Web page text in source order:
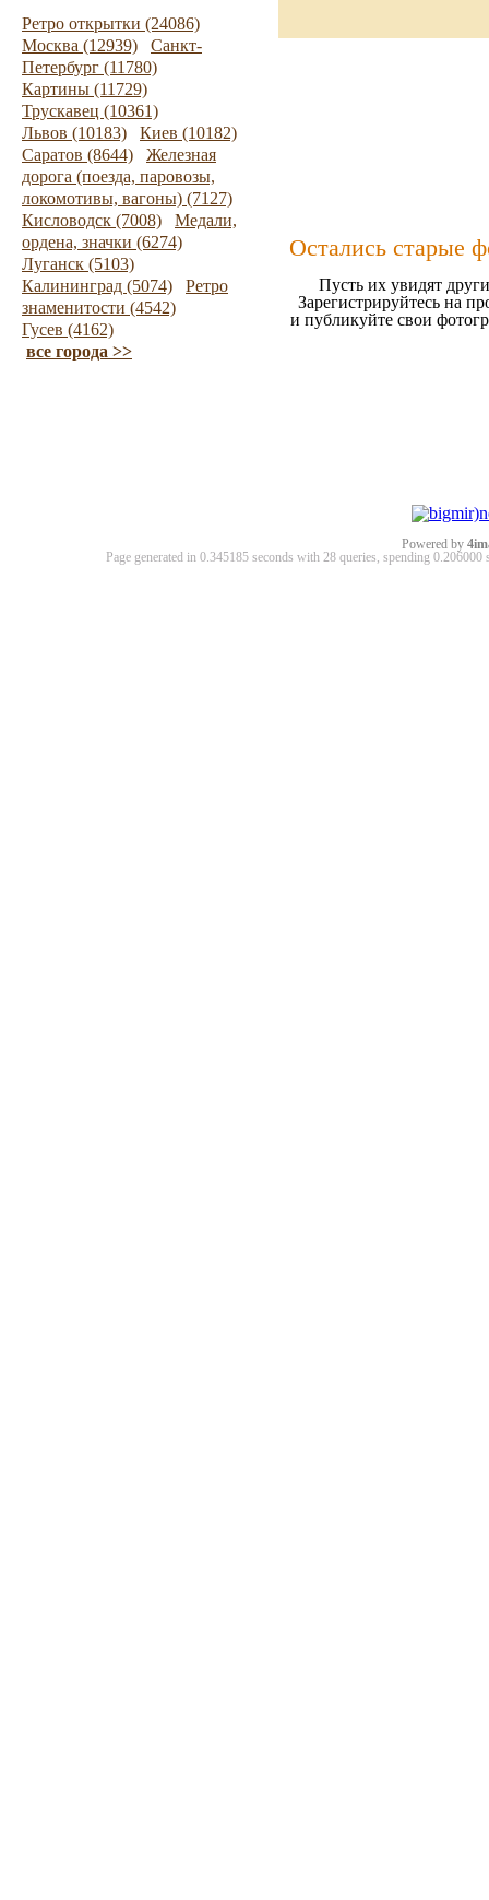
Ретро открытки (24086)
Москва (12939)
Санкт-
Петербург (11780)
Картины (11729)
Трускавец (10361)
Львов (10183)
Киев (10182)
Саратов (8644)
Железная
дорога (поезда, паровозы,
локомотивы, вагоны) (7127)
Кисловодск (7008)
Медали,
ордена, значки (6274)
Луганск (5103)
Калининград (5074)
Ретро
знаменитости (4542)
Гусев (4162)
все города >>
Остались старые
Пусть их увидят
Зарегистрируйтесь на
и публикуйте свои
Powered by
Page generated in 0.345185 seconds with 28 queries, spending